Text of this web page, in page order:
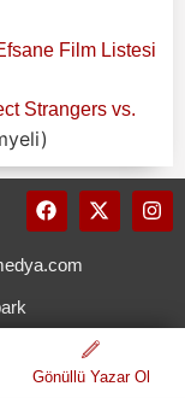
Film Listesi
Strangers vs.
Gönüllü Yazar Ol